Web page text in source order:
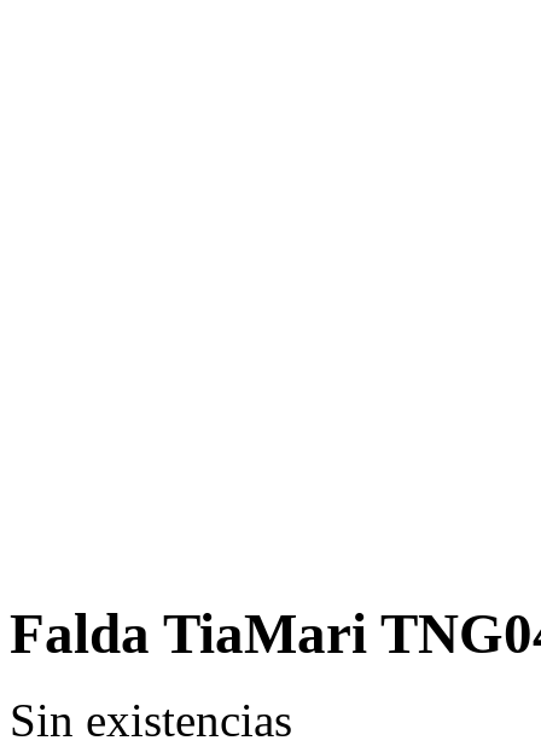
Falda TiaMari
Sin existencias